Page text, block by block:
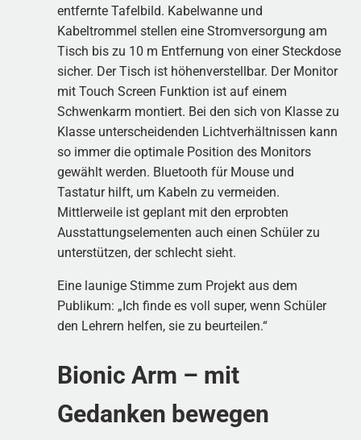
entfernte Tafelbild. Kabelwanne und
Kabeltrommel stellen eine Stromversorgung am
Tisch bis zu 10 m Entfernung von einer Steckdose
sicher. Der Tisch ist höhenverstellbar. Der Monitor
mit Touch Screen Funktion ist auf einem
Schwenkarm montiert. Bei den sich von Klasse zu
Klasse unterscheidenden Lichtverhältnissen kann
so immer die optimale Position des Monitors
gewählt werden. Bluetooth für Mouse und
Tastatur hilft, um Kabeln zu vermeiden.
Mittlerweile ist geplant mit den erprobten
Ausstattungselementen auch einen Schüler zu
unterstützen, der schlecht sieht.
Eine launige Stimme zum Projekt aus dem
Publikum: „Ich finde es voll super, wenn Schüler
den Lehrern helfen, sie zu beurteilen.“
Bionic Arm – mit
Gedanken bewegen